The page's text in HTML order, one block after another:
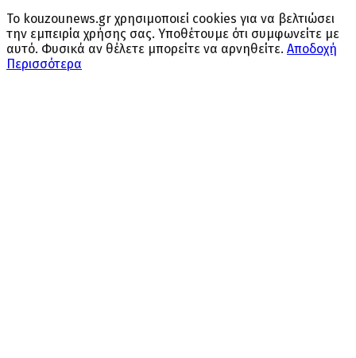
Το kouzounews.gr χρησιμοποιεί cookies για να βελτιώσει
την εμπειρία χρήσης σας. Υποθέτουμε ότι συμφωνείτε με
αυτό. Φυσικά αν θέλετε μπορείτε να αρνηθείτε. Αποδοχή
Περισσότερα